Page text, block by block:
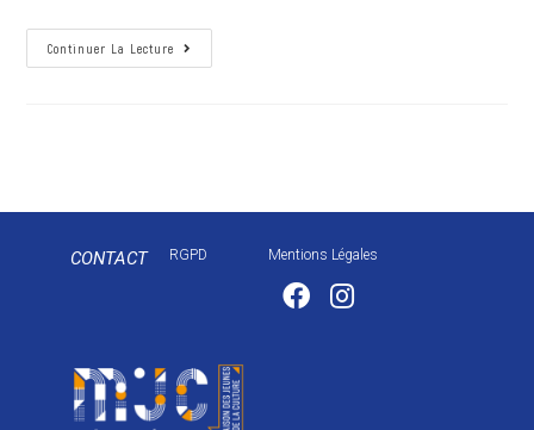
Continuer La Lecture
CONTACT RGPD Mentions Légales